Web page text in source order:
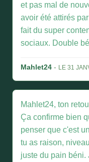
et pas mal de
avoir été attirés
fait du super
sociaux. Double
Mahlet24 - LE 31
Mahlet24, ton
Ça confirme bien
penser que c'est
tu as raison,
juste du pain béni.